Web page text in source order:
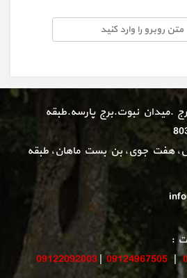
.میدان نبوت.برج پارسه.طبقه
هفت جوی، بن بست ماهان، طبقه
:
|
09124967505
|
09122092003